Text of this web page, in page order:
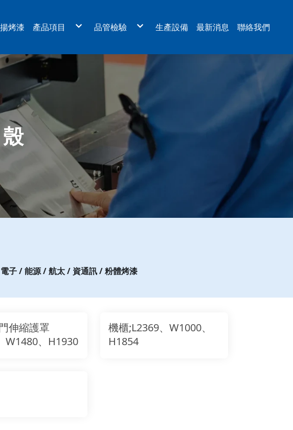
烤漆 產品項目
半導體設備
能源設備
5T鋁板
移印設備
品管檢驗 生產設備 最新消息 聯絡我們
子 / 能源 / 航太 / 資通訊 / 粉體烤漆
伸縮護罩
W1480、H1930
機櫃;L2369、W1000、
H1854